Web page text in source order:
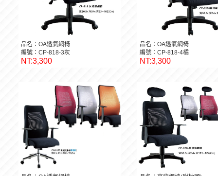
品名：OA透氣網椅
編號：CP-818-3灰
NT:3,300
品名：OA透氣網椅
編號：CP-818-4橘
NT:3,300